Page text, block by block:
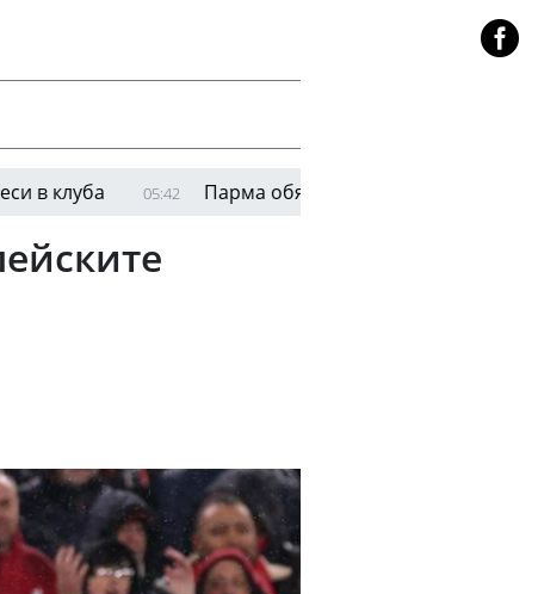
05:42 Парма обяви привличането на Ел Билал